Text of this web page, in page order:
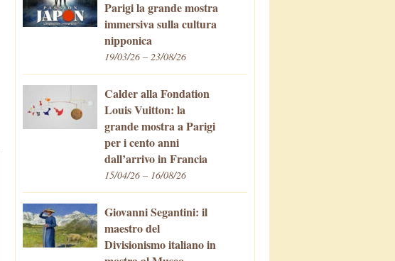
Parigi la grande mostra
immersiva sulla cultura
nipponica
19/03/26 – 23/08/26
Calder alla Fondation
Louis Vuitton: la
grande mostra a Parigi
per i cento anni
dall’arrivo in Francia
15/04/26 – 16/08/26
Giovanni Segantini: il
maestro del
Divisionismo italiano in